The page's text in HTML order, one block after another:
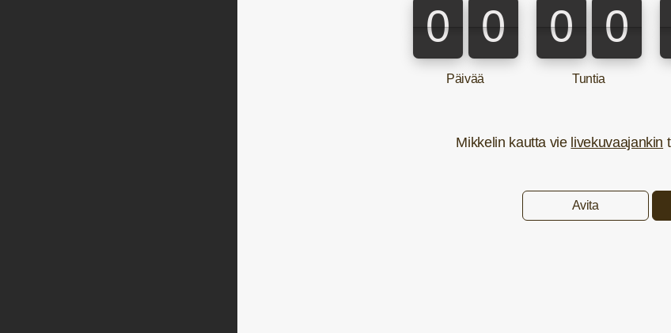
0
0 0
0
Päivää
0
0 0
0
Tuntia
Mikkelin kautta vie livekuvaajankin
Avita